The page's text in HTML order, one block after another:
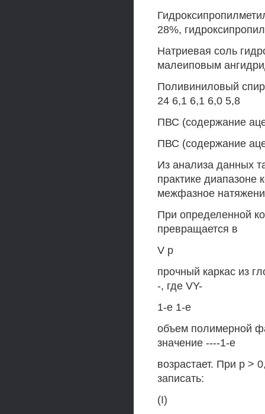
28%,
Натриевая соль
малеиповым
Поливиниловый
24 6,1 6,1 6,0 5,8
ПВС (содержание
ПВС (содержание
Из анализа данных
практике диапазоне
межфазное
При определенной
превращается в
V р
прочный каркас из
-, где VY-
1-е 1-е
объем полимерной
значение ----1-е
возрастает. При р >
записать:
(I)